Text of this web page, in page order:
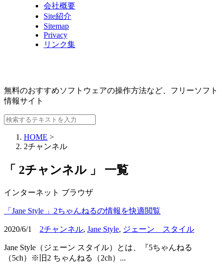
会社概要
Site紹介
Sitemap
Privacy
リンク集
無料のおすすめソフトウェアの操作方法など、 フリーソフト
情報サイト
HOME >
2チャンネル
「 2チャンネル 」 一覧
インターネット ブラウザ
「Jane Style 」2ちゃんねるの情報を快適閲覧
2020/6/1 2チャンネル, Jane Style, ジェーン スタイル
Jane Style（ジェーン スタイル）とは、『5ちゃんねる
（5ch）※旧2 ちゃんねる（2ch）...